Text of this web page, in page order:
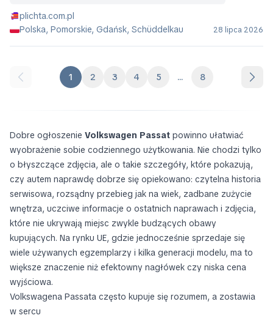
plichta.com.pl
Polska, Pomorskie, Gdańsk, Schüddelkau
28 lipca 2026
1 2 3 4 5 ... 8
Dobre ogłoszenie Volkswagen Passat powinno ułatwiać
wyobrażenie sobie codziennego użytkowania. Nie chodzi tylko
o błyszczące zdjęcia, ale o takie szczegóły, które pokazują,
czy autem naprawdę dobrze się opiekowano: czytelna historia
serwisowa, rozsądny przebieg jak na wiek, zadbane zużycie
wnętrza, uczciwe informacje o ostatnich naprawach i zdjęcia,
które nie ukrywają miejsc zwykle budzących obawy
kupujących. Na rynku UE, gdzie jednocześnie sprzedaje się
wiele używanych egzemplarzy i kilka generacji modelu, ma to
większe znaczenie niż efektowny nagłówek czy niska cena
wyjściowa.
Volkswagena Passata często kupuje się rozumem, a zostawia
w sercu